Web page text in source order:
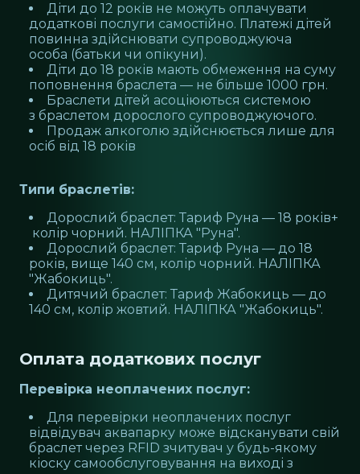
Діти до 12 років не можуть оплачувати
додаткові послуги самостійно. Платежі дітей
повинна здійснювати супроводжуюча
особа (батьки чи опікуни).
Діти до 18 років мають обмеження на суму
поповнення браслета — не більше 1000 грн.
Браслети дітей асоціюються системою
з браслетом дорослого супроводжуючого.
Продаж алкоголю здійснюється лише для
осіб від 18 років
Типи браслетів:
Дорослий браслет: Тариф Руна — 18 років+
колір чорний. НАЛІПКА "Руна".
Дорослий браслет: Тариф Руна — до 18
років, вище 140 см, колір чорний. НАЛІПКА
"Жабокиць".
Дитячий браслет: Тариф Жабокиць — до
140 см, колір жовтий. НАЛІПКА "Жабокиць".
Оплата додаткових послуг
Перевірка неоплачених послуг:
Для перевірки неоплачених послуг
відвідувач аквапарку може відсканувати свій
браслет через RFID зчитувач у будь-якому
кіоску самообслуговування на виході з